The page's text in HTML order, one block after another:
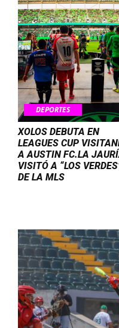
DEPORTES
XOLOS DEBUTA EN
LEAGUES CUP
A AUSTIN FC.LA
VISITÓ A “LOS
DE LA MLS